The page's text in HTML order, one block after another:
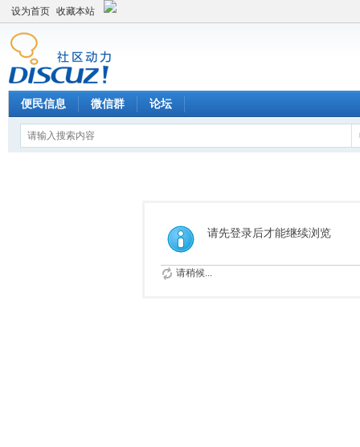
设为首页 收藏本站
便民信息 微信群 论坛
请先登录后才能继续浏览
请稍候...